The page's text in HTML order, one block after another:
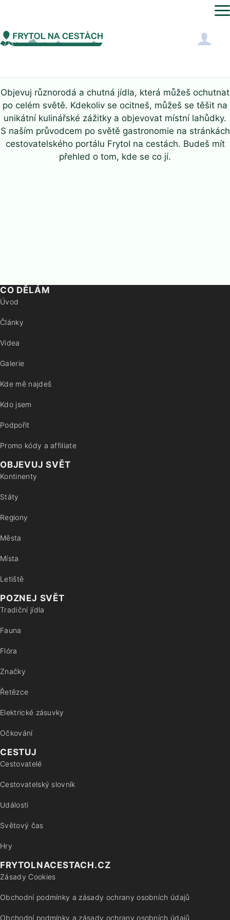
Objevuj různorodá a chutná jídla, která můžeš ochutnat
po celém světě. Kdekoliv se ocitneš, můžeš se těšit na
unikátní kulinářské zážitky a objevovat místní lahůdky.
S naším průvodcem po světě gastronomie na stránkách
cestovatelského portálu Frytol na cestách. Budeš mít
přehled o tom, kde se co jí.
CO DĚLÁM
Úvod
Články
Videa
Galerie
Kde mě najdeš
Kdo jsem
Podpořit
Promo kódy a affiliate
OBJEVUJ SVĚT
Kontinenty
Státy
Regiony
Města
Místa
Letiště
POZNEJ SVĚT
Tradiční jídla
Fauna
Flóra
Značky
Řetězce
Elektrické zásuvky
Očkování
CESTUJ
Cestovatelé
Cestovatelský slovník
Události
Světový čas
Hry
FRYTOLNACESTACH.CZ
Zásady Cookies
Obchodní podmínky a zásady ochrany osobních údajů
Obchodní podmínky a zásady ochrany osobních údajů